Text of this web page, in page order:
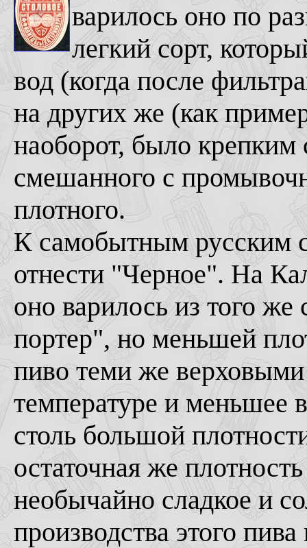
варилось оно по
легкий сорт,
вод (когда после
на других же (как
наоборот, было
смешанного с
плотного.
К самобытным русским
отнести "Черное". На
оно варилось из того же
портер", но меньшей
пиво теми же
температуре и меньшее
столь большой
остаточная же
необычайно сладкое и
производства этого